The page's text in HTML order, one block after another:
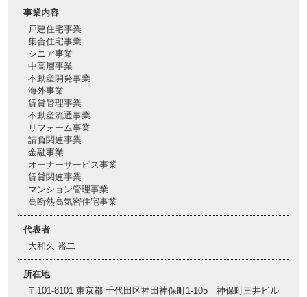
事業内容
戸建住宅事業
集合住宅事業
シニア事業
中高層事業
不動産開発事業
海外事業
賃貸管理事業
不動産流通事業
リフォーム事業
請負関連事業
金融事業
オーナーサービス事業
賃貸関連事業
マンション管理事業
高断熱高気密住宅事業
代表者
大和久 裕二
所在地
〒101-8101 東京都 千代田区神田神保町1-105 神保町三井ビル